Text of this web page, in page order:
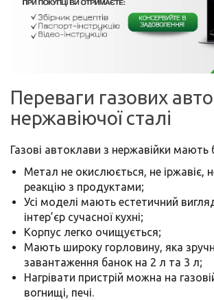
Переваги газових
нержавіючої сталі
Газові автоклави з нержавійки мають
Метал не окислюється, не іржавіє,
реакцію з продуктами;
Усі моделі мають естетичний
інтер’єр сучасної кухні;
Корпус легко очищується;
Мають широку горловину, яка
завантаження банок на 2 л та 3 л;
Нагрівати пристрій можна на
вогнищі, печі.